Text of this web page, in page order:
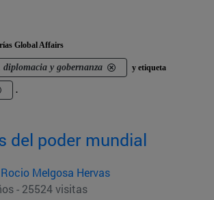
Global Affairs
y gobernanza y etiqueta
.
del poder mundial
Melgosa Hervas
- 25524 visitas